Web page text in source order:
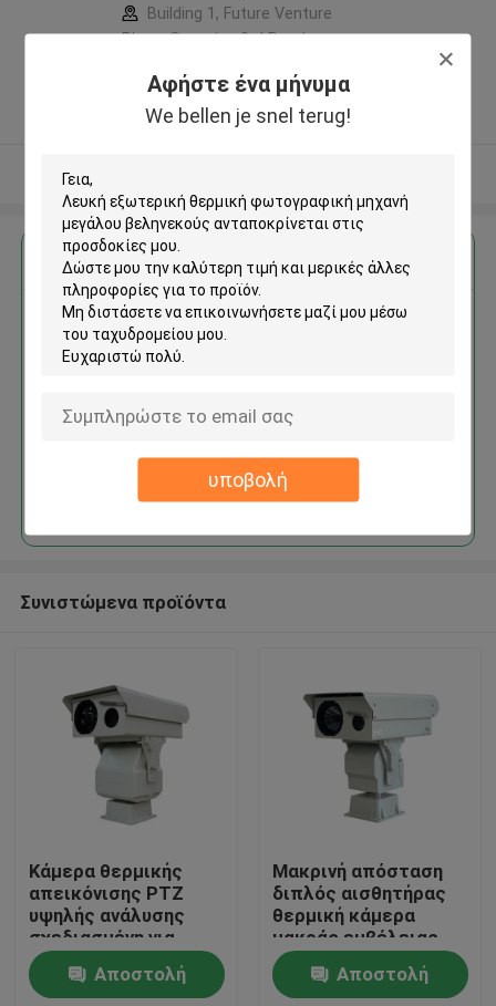
Αφήστε ένα μήνυμα
We bellen je snel terug!
υποβολή
Σπίτι
Προϊόντα
Σχετικά με εμάς
κατασκευαστή
Building 1, Future Venture
Plaza, Gangxing 3rd Road,
5.0
Ελεγχμένος προμηθευτής
Αποκτήστε την καλύτερη τιμή για
Λευκή εξωτερική θερμική
φωτογραφική μηχανή μεγάλου
Να συνεχίσει
Συνιστώμενα προϊόντα
Κάμερα θερμικής
απεικόνισης PTZ
υψηλής ανάλυσης
σχεδιασμένη για
προστασία υποδομής
ζωτικής σημασίας
Αποστολή
Μακρινή απόσταση
διπλός αισθητήρας
θερμική κάμερα
μακράς εμβέλειας
ptz κάμερα μακράς
εμβέλειας κάμερα
Αποστολή